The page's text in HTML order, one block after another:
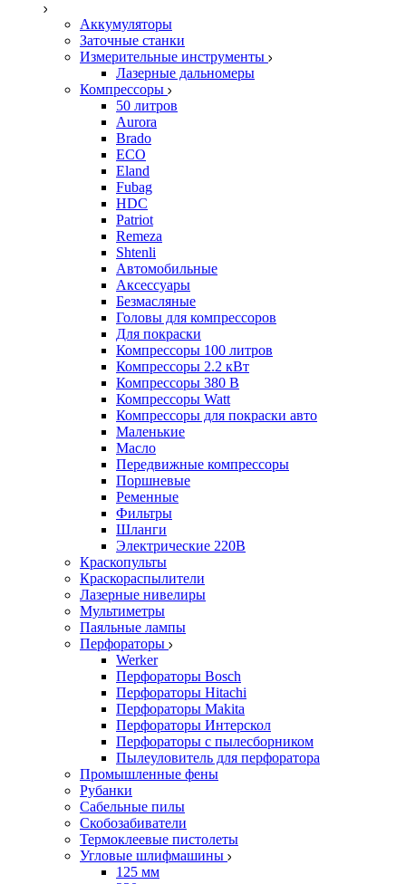
Аккумуляторы
Заточные станки
Измерительные инструменты
Лазерные дальномеры
Компрессоры
50 литров
Aurora
Brado
ECO
Eland
Fubag
HDC
Patriot
Remeza
Shtenli
Автомобильные
Аксессуары
Безмасляные
Головы для компрессоров
Для покраски
Компрессоры 100 литров
Компрессоры 2.2 кВт
Компрессоры 380 В
Компрессоры Watt
Компрессоры для покраски авто
Маленькие
Масло
Передвижные компрессоры
Поршневые
Ременные
Фильтры
Шланги
Электрические 220В
Краскопульты
Краскораспылители
Лазерные нивелиры
Мультиметры
Паяльные лампы
Перфораторы
Werker
Перфораторы Bosch
Перфораторы Hitachi
Перфораторы Makita
Перфораторы Интерскол
Перфораторы с пылесборником
Пылеуловитель для перфоратора
Промышленные фены
Рубанки
Сабельные пилы
Скобозабиватели
Термоклеевые пистолеты
Угловые шлифмашины
125 мм